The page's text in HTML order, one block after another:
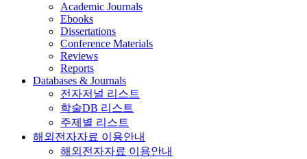
Academic Journals
Ebooks
Dissertations
Conference Materials
Reviews
Reports
Databases & Journals
전자저널 리스트
학술DB 리스트
주제별 리스트
해외전자자료 이용안내
해외전자자료 이용안내